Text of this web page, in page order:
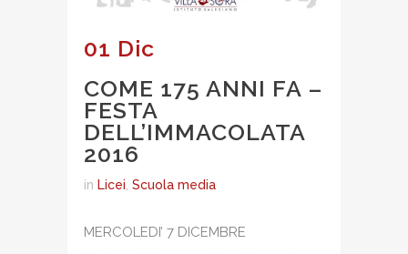
01 Dic
COME 175 ANNI FA –
FESTA
DELL’IMMACOLATA
2016
in Licei Scuola media
MERCOLEDI’ 7 DICEMBRE